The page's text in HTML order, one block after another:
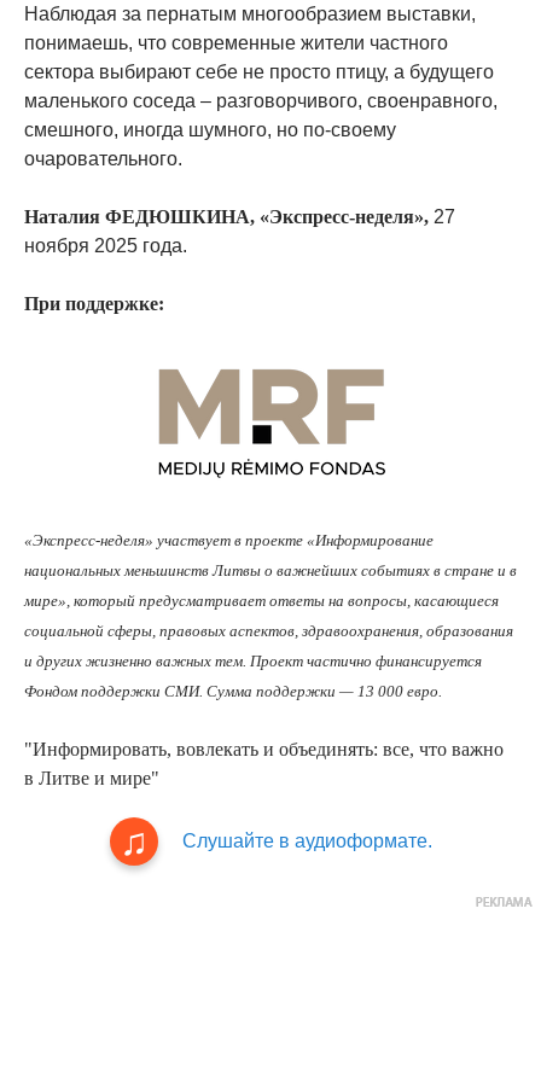
Наблюдая за пернатым многообразием выставки,
понимаешь, что современные жители частного
сектора выбирают себе не просто птицу, а будущего
маленького соседа – разговорчивого, своенравного,
смешного, иногда шумного, но по-своему
очаровательного.
Наталия ФЕДЮШКИНА, «Экспресс-неделя», 27
ноября 2025 года.
При поддержке:
«Экспресс-неделя» участвует в проекте «Информирование
национальных меньшинств Литвы о важнейших событиях в стране и в
мире», который предусматривает ответы на вопросы, касающиеся
социальной сферы, правовых аспектов, здравоохранения, образования
и других жизненно важных тем. Проект частично финансируется
Фондом поддержки СМИ. Сумма поддержки — 13 000 евро.
"Информировать, вовлекать и объединять: все, что важно
в Литве и мире"
Слушайте в аудиоформате.